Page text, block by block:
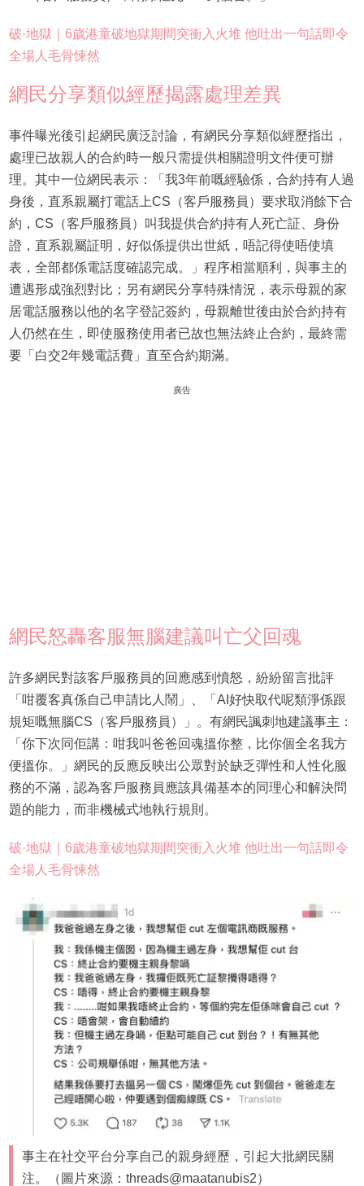
破·地獄｜6歲港童破地獄期間突衝入火堆 他吐出一句話即令
全場人毛骨悚然
網民分享類似經歷揭露處理差異
事件曝光後引起網民廣泛討論，有網民分享類似經歷指出，
處理已故親人的合約時一般只需提供相關證明文件便可辦
理。其中一位網民表示：「我3年前嘅經驗係，合約持有人過
身後，直系親屬打電話上CS（客戶服務員）要求取消餘下合
約，CS（客戶服務員）叫我提供合約持有人死亡証、身份
證，直系親屬証明，好似係提供出世紙，唔記得使唔使填
表，全部都係電話度確認完成。」程序相當順利，與事主的
遭遇形成強烈對比；另有網民分享特殊情況，表示母親的家
居電話服務以他的名字登記簽約，母親離世後由於合約持有
人仍然在生，即使服務使用者已故也無法終止合約，最終需
要「白交2年幾電話費」直至合約期滿。
廣告
網民怒轟客服無腦建議叫亡父回魂
許多網民對該客戶服務員的回應感到憤怒，紛紛留言批評
「咁覆客真係自己申請比人鬧」、「AI好快取代呢類淨係跟
規矩嘅無腦CS（客戶服務員）」。有網民諷刺地建議事主：
「你下次同佢講：咁我叫爸爸回魂搵你整，比你個全名我方
便搵你。」網民的反應反映出公眾對於缺乏彈性和人性化服
務的不滿，認為客戶服務員應該具備基本的同理心和解決問
題的能力，而非機械式地執行規則。
破·地獄｜6歲港童破地獄期間突衝入火堆 他吐出一句話即令
全場人毛骨悚然
事主在社交平台分享自己的親身經歷，引起大批網民關
注。（圖片來源：threads@maatanubis2）